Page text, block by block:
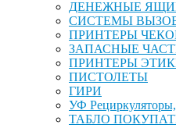
ДЕНЕЖНЫЕ
СИСТЕМЫ
ПРИНТЕРЫ
ЗАПАСНЫЕ
ПРИНТЕРЫ
ПИСТОЛЕТЫ
ГИРИ
УФ
ТАБЛО